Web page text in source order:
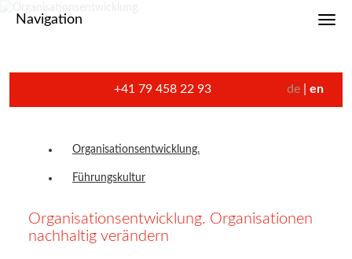
Navigation
+41 79 458 22 93 de en
Organisationsentwicklung.
Führungskultur
Organisationsentwicklung. Organisationen
nachhaltig verändern